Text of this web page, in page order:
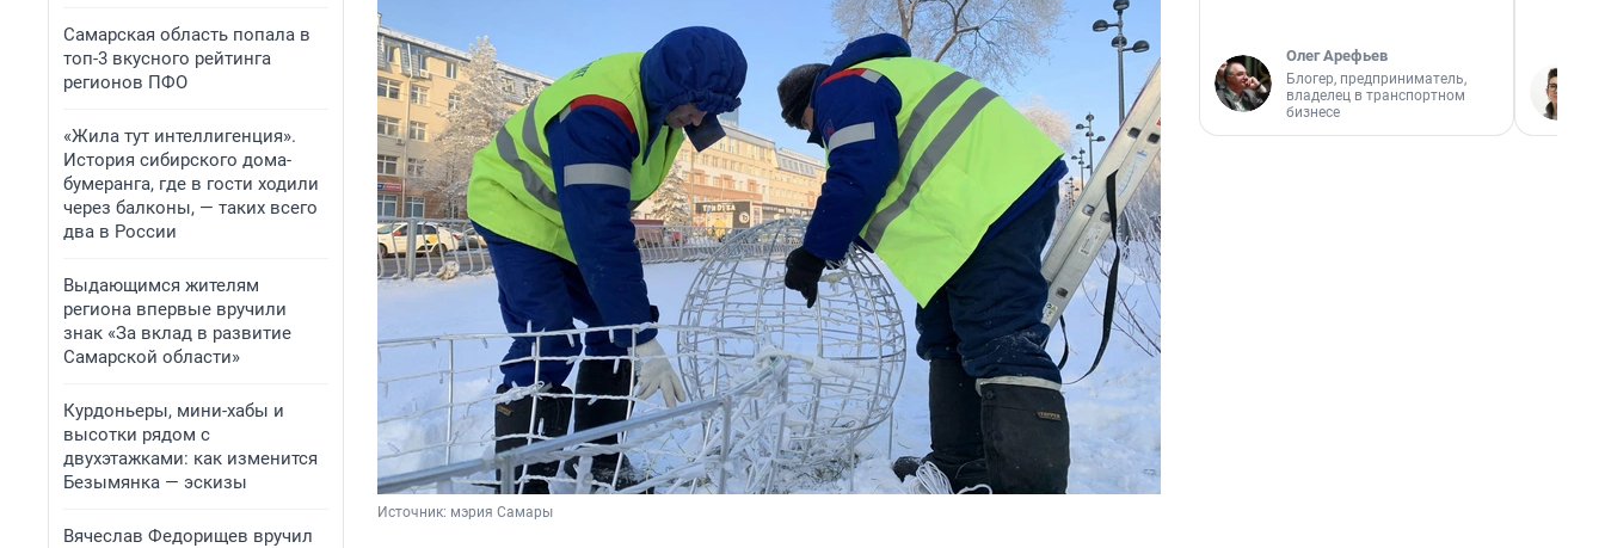
Самарская область попала в
топ-3 вкусного рейтинга
регионов ПФО
«Жила тут интеллигенция».
История сибирского дома-
бумеранга, где в гости ходили
через балконы, — таких всего
два в России
Выдающимся жителям
региона впервые вручили
знак «За вклад в развитие
Самарской области»
Курдоньеры, мини-хабы и
высотки рядом с
двухэтажками: как изменится
Безымянка — эскизы
Вячеслав Федорищев вручил
Источник: мэрия Самары
Олег Арефьев
Блогер, предприниматель,
владелец в транспортном
бизнесе